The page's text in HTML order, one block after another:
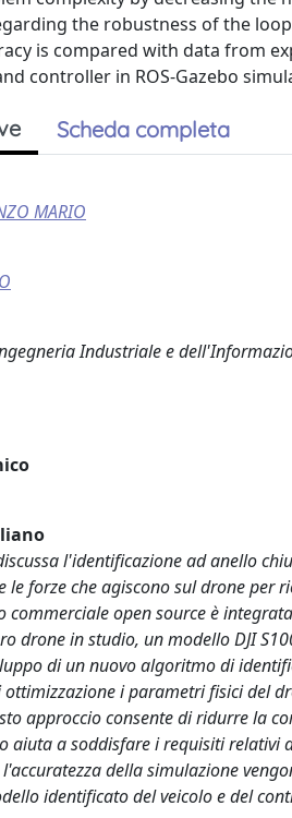
the robustness of the
is compared with data from
controller in ROS-Gazebo
Scheda completa
MARIO
Industriale e
l'identificazione ad anello
le forze che agiscono sul drone
commerciale open source è
drone in studio, un modello DJI
di un nuovo algoritmo di
i parametri fisici del
approccio consente di ridurre la
aiuta a soddisfare i requisiti
della simulazione
identificato del veicolo e del